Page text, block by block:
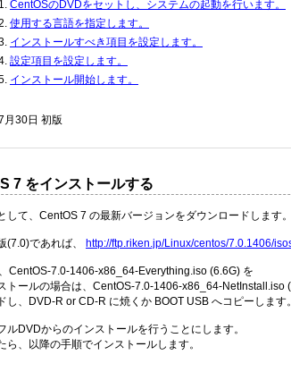
CentOSのDVDをセットし、システムの起動を行います。
使用する言語を指定します。
インストールすべき項目を設定します。
設定項目を設定します。
インストール開始します。
月30日 初版
7 をインストールする
して、CentOS 7 の最新バージョンをダウンロードします。
(7.0)であれば、 http://ftp.riken.jp/Linux/centos/7.0.1406/
CentOS-7.0-1406-x86_64-Everything.iso (6.6G) を
トールの場合は、CentOS-7.0-1406-x86_64-NetInstall.iso
し、DVD-R or CD-R に焼くか BOOT USB へコピーします。
ルDVDからのインストールを行うことにします。
ら、以降の手順でインストールします。